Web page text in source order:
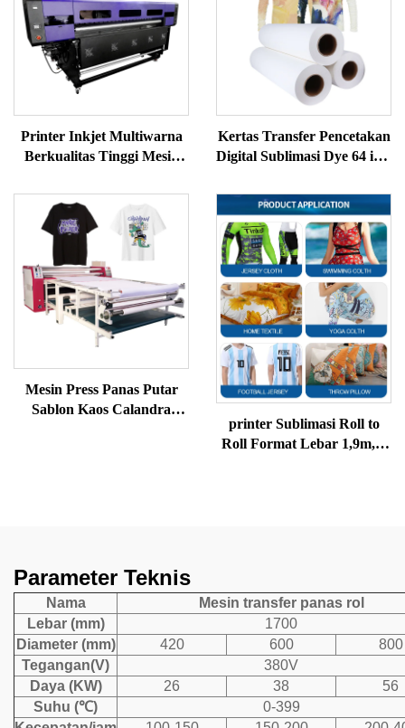
Printer Inkjet Multiwarna
Berkualitas Tinggi Mesin
Sublimasi untuk Transfer
Panas
Kertas Transfer Pencetakan
Digital Sublimasi Dye 64 inci
Pencetakan Kertas
Sublimasi Berkualitas
Tinggi
Mesin Press Panas Putar
Sablon Kaos Calandra
printer Sublimasi Roll to
Roll Format Lebar 1,9m, 8
Parameter Teknis
Nama
Mesin transfer panas rol
Lebar (mm)
1700
Diameter (mm)
420 600
800
Tegangan(V)
380V
Daya (KW)
26 38
56
Suhu (℃)
0-399